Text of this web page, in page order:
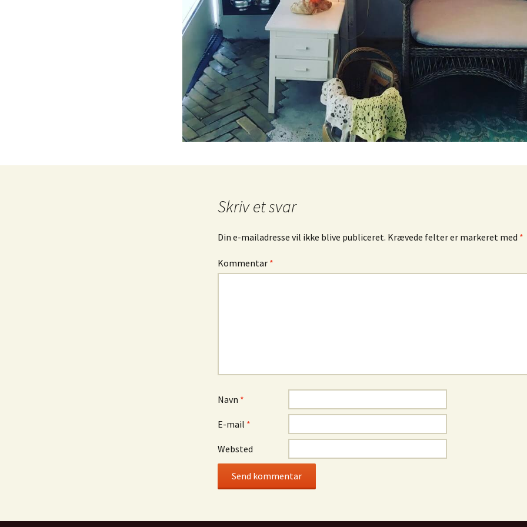
Lyngby
Murano glas
Andre glas
Dåser & Bakker
Plastik Fantastic
Legetøj & Bøger
Solgt / Sold
Indkøbskurv
Gå til kasse
Skriv et svar
Din e-mailadresse vil ikke blive publiceret. Krævede felter er markeret med *
Kommentar *
Navn *
E-mail *
Websted